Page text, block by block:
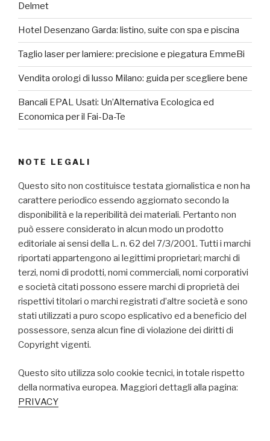
Delmet
Hotel Desenzano Garda: listino, suite con spa e piscina
Taglio laser per lamiere: precisione e piegatura EmmeBi
Vendita orologi di lusso Milano: guida per scegliere bene
Bancali EPAL Usati: Un’Alternativa Ecologica ed
Economica per il Fai-Da-Te
NOTE LEGALI
Questo sito non costituisce testata giornalistica e non ha
carattere periodico essendo aggiornato secondo la
disponibilità e la reperibilità dei materiali. Pertanto non
può essere considerato in alcun modo un prodotto
editoriale ai sensi della L. n. 62 del 7/3/2001. Tutti i marchi
riportati appartengono ai legittimi proprietari; marchi di
terzi, nomi di prodotti, nomi commerciali, nomi corporativi
e società citati possono essere marchi di proprietà dei
rispettivi titolari o marchi registrati d’altre società e sono
stati utilizzati a puro scopo esplicativo ed a beneficio del
possessore, senza alcun fine di violazione dei diritti di
Copyright vigenti.
Questo sito utilizza solo cookie tecnici, in totale rispetto
della normativa europea. Maggiori dettagli alla pagina:
PRIVACY